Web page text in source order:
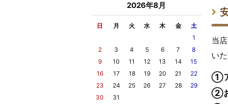
当
い
①ア
②お
2026年8月
日 月 火 水 木 金 土
1
2
3 4 5 6 7
8
9
10 11 12 13 14
15
16
17 18 19 20 21
22
23
24 25 26 27 28
29
30
31